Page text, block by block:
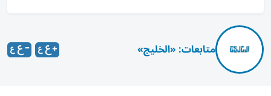
متابعات: «الخليج»